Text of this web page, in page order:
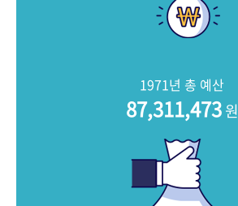
1971년 총 예산
87,311,473원